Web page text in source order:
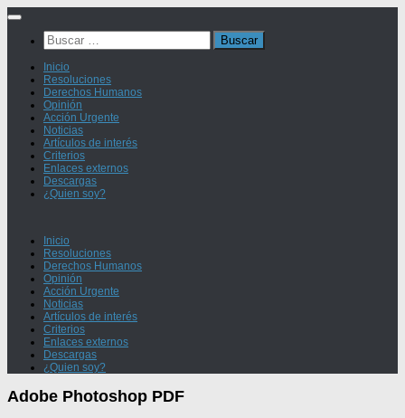
Saltar
contenidoBuscar:
Inicio
Resoluciones
Derechos Humanos
Opinión
Acción Urgente
Noticias
Artículos de interés
Criterios
Enlaces externos
Descargas
¿Quien soy?
Inicio
Resoluciones
Derechos Humanos
Opinión
Acción Urgente
Noticias
Artículos de interés
Criterios
Enlaces externos
Descargas
¿Quien soy?
Adobe Photoshop PDF